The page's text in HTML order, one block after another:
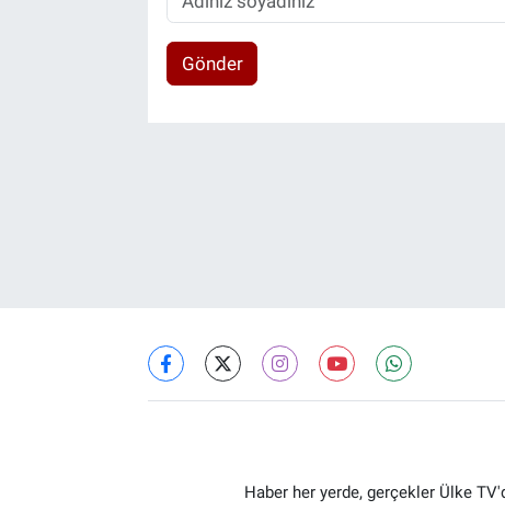
Gönder
Haber her yerde, gerçekler Ülke